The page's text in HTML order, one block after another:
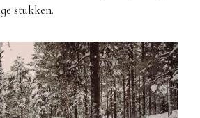
stukken.